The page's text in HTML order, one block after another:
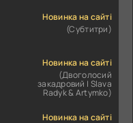
Новинка на сайті
(Субтитри)
Новинка на сайті
(Двоголосий
закадровий | Slava
Radyk & Artymko)
Новинка на сайті